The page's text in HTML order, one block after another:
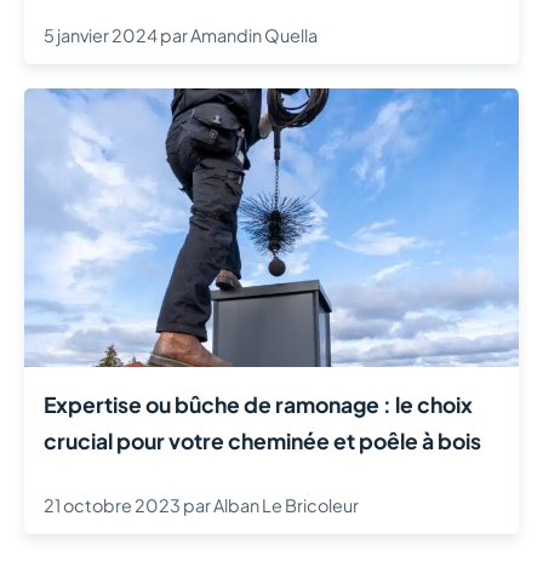
5 janvier 2024parAmandin Quella
Expertise ou bûche de ramonage : le choix
crucial pour votre cheminée et poêle à bois
21 octobre 2023 parAlban Le Bricoleur